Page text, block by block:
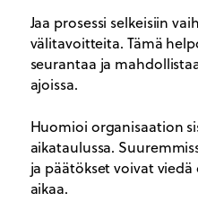
Jaa prosessi selkeisiin
välitavoitteita. Tämä
seurantaa ja
ajoissa.
Huomioi organisaation
aikataulussa.
ja päätökset voivat
aikaa.